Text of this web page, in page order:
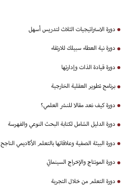
دورة الاستراتيجيات الثلاث لتدريس أسهل
دورة نية العطاء سبيلك للارتقاء
دورة قيادة الذات وإدارتها
برنامج تطوير العقلية الخارجية
دورة كيف نعد مقالا للنشر العلمي؟
دورة الدليل الشامل لكتابة البحث النوعي والفهرسة
دورة البيئة الصفية وعلاقاتها بالتعلم الأكاديمي الناجح
دورة المونتاج والإخراج السينمائي
دورة التعلم من خلال التجربة